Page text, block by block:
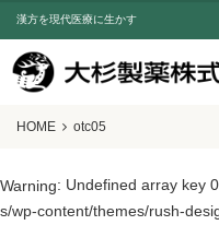
漢方を現代医療に生かす
HOME otc05
Warning: Undefined array key
s/wp-content/themes/rush-